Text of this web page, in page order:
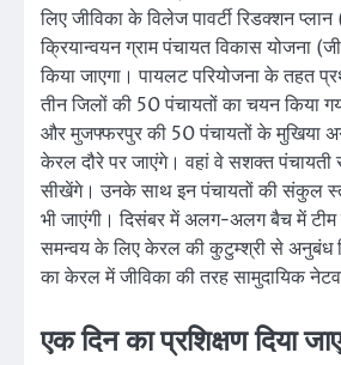
लिए जीविका के विलेज पावर्टी रिडक्शन प्लान
क्रियान्वयन ग्राम पंचायत विकास योजना
किया जाएगा। पायलट परियोजना के तहत
तीन जिलों की 50 पंचायतों का चयन किया
और मुजफ्फरपुर की 50 पंचायतों के मुखिया
केरल दौरे पर जाएंगे। वहां वे सशक्त पंचायती
सीखेंगे। उनके साथ इन पंचायतों की संकुल
भी जाएंगी। दिसंबर में अलग-अलग बैच में टीम
समन्वय के लिए केरल की कुटुम्श्री से अनुबंध
का केरल में जीविका की तरह सामुदायिक
एक दिन का प्रशिक्षण दिया